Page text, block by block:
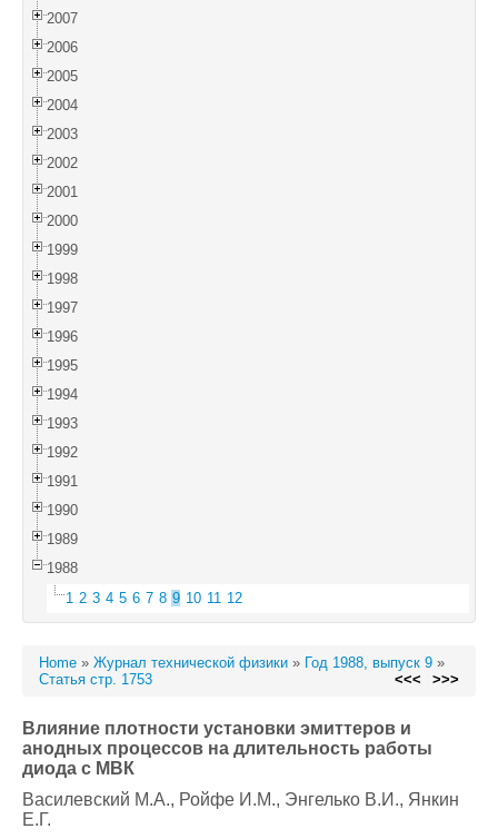
2007
2006
2005
2004
2003
2002
2001
2000
1999
1998
1997
1996
1995
1994
1993
1992
1991
1990
1989
1988
1 2 3 4 5 6 7 8 9 10 11 12
Home » Журнал технической физики » Год 1988, выпуск 9 »
Статья стр. 1753
<<< >>>
Влияние плотности установки эмиттеров и
анодных процессов на длительность работы
диода с МВК
Василевский М.А., Ройфе И.М., Энгелько В.И., Янкин
Е.Г.